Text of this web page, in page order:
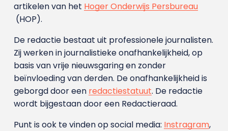
artikelen van het Hoger Onderwijs Persbureau
(HOP).
De redactie bestaat uit professionele journalisten.
Zij werken in journalistieke onafhankelijkheid, op
basis van vrije nieuwsgaring en zonder
beïnvloeding van derden. De onafhankelijkheid is
geborgd door een redactiestatuut. De redactie
wordt bijgestaan door een Redactieraad.
Punt is ook te vinden op social media: Instragram,